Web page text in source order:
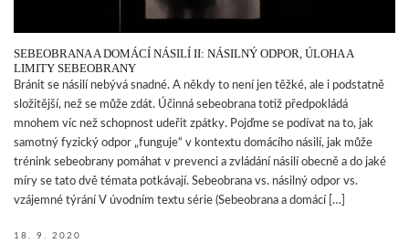
SEBEOBRANA A DOMÁCÍ NÁSILÍ II: NÁSILNÝ ODPOR, ÚLOHA A
LIMITY SEBEOBRANY
Bránit se násilí nebývá snadné. A někdy to není jen těžké, ale i podstatně
složitější, než se může zdát. Účinná sebeobrana totiž předpokládá
mnohem víc než schopnost udeřit zpátky. Pojďme se podívat na to, jak
samotný fyzický odpor „funguje“ v kontextu domácího násilí, jak může
trénink sebeobrany pomáhat v prevenci a zvládání násilí obecně a do jaké
míry se tato dvě témata potkávají. Sebeobrana vs. násilný odpor vs.
vzájemné týrání V úvodním textu série (Sebeobrana a domácí […]
18. 9. 2020